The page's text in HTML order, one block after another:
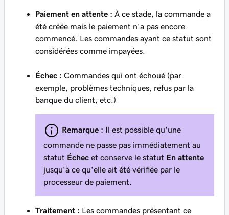
Paiement en attente : À ce stade, la commande a
été créée mais le paiement n'a pas encore
commencé. Les commandes ayant ce statut sont
considérées comme impayées.
Échec : Commandes qui ont échoué (par
exemple, problèmes techniques, refus par la
banque du client, etc.)
Remarque : Il est possible qu'une
commande ne passe pas immédiatement au
statut Échec et conserve le statut En attente
jusqu'à ce qu'elle ait été vérifiée par le
processeur de paiement.
Traitement : Les commandes présentant ce